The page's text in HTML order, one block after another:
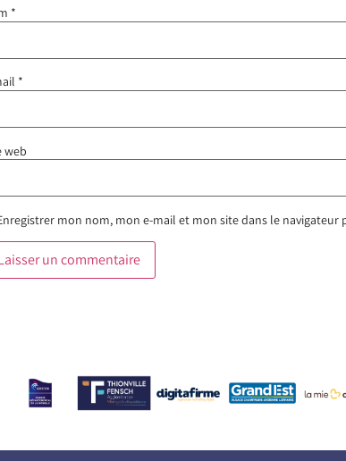
*
*
web
mon nom, mon e-mail et mon site dans le